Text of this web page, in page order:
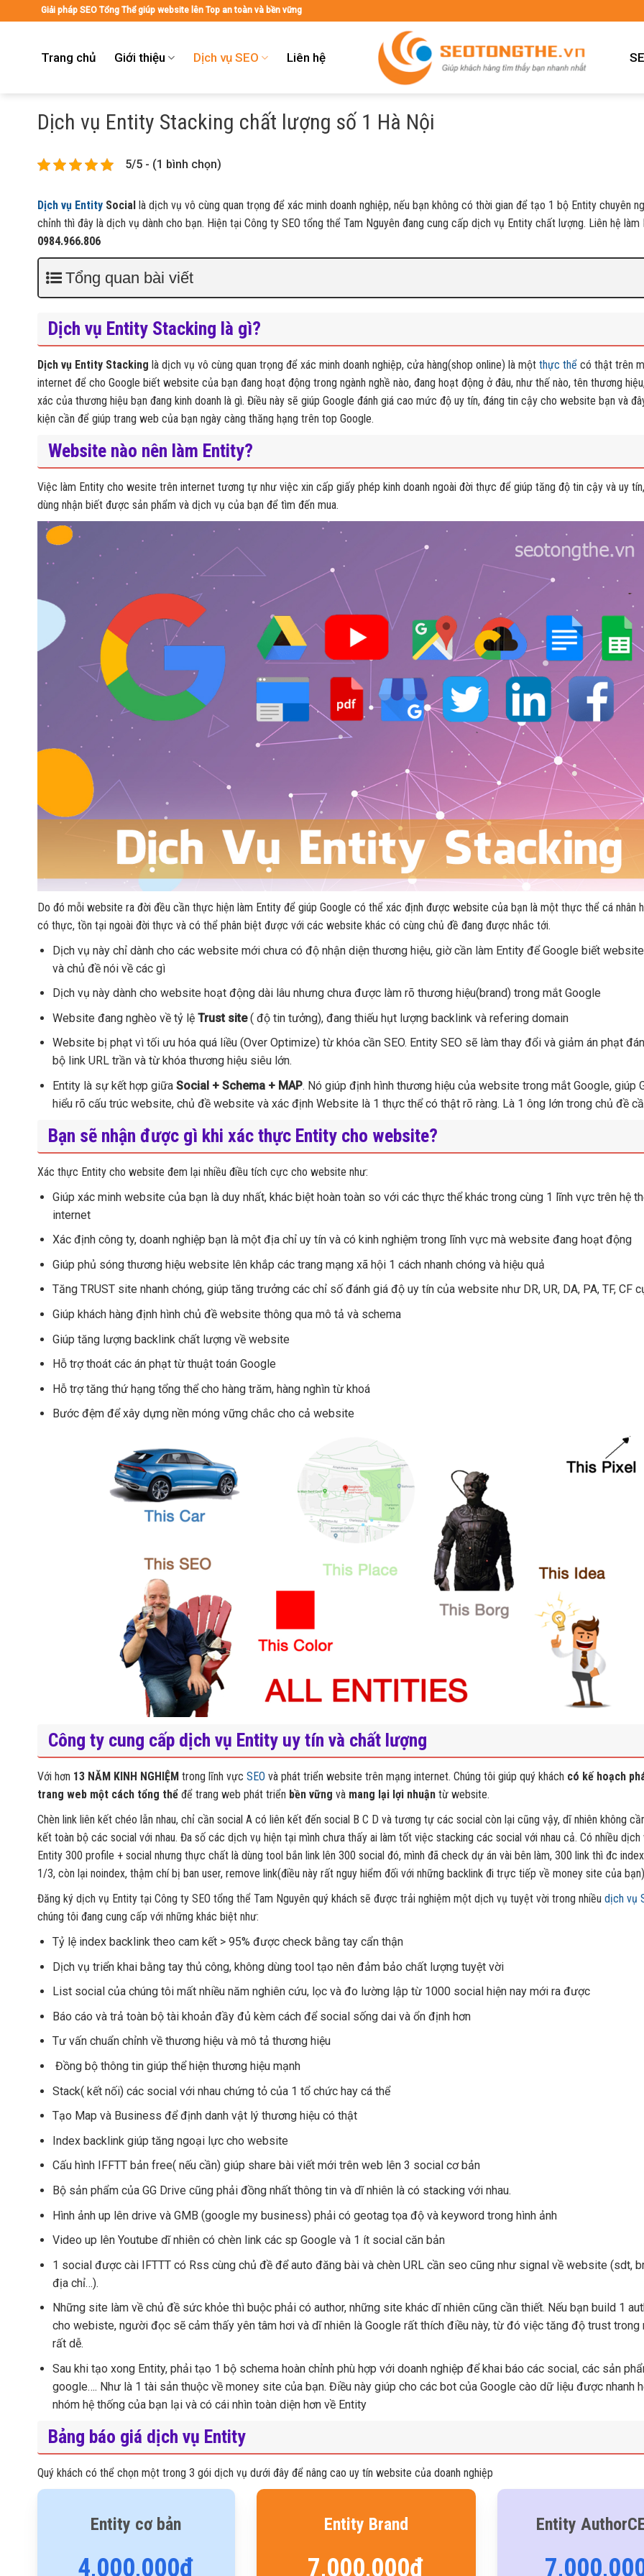
Giải pháp SEO Tổng Thể giúp website lên Top an toàn và bền vững
Trang chủ Giới thiệu Dịch vụ SEO Liên hệ
Dịch vụ Entity Stacking chất lượng số 1 Hà Nội
5/5 - (1 bình chọn)
Dịch vụ Entity Social là dịch vụ vô cùng quan trọng để xác minh doanh nghiệp, nếu bạn không có thời gian để tạo 1 bộ Entity chuyên
chỉnh thì đây là dịch vụ dành cho bạn. Hiện tại Công ty SEO tổng thể Tam Nguyên đang cung cấp dịch vụ Entity chất lượng. Liên hệ làm
0984.966.806
Tổng quan bài viết
Dịch vụ Entity Stacking là gì?
Dịch vụ Entity Stacking là dịch vụ vô cùng quan trọng để xác minh doanh nghiệp, cửa hàng(shop online) là một thực thể có thật trên
internet để cho Google biết website của bạn đang hoạt động trong ngành nghề nào, đang hoạt động ở đâu, như thế nào, tên thương
xác của thương hiệu bạn đang kinh doanh là gì. Điều này sẽ giúp Google đánh giá cao mức độ uy tín, đáng tin cậy cho website bạn và
kiện cần để giúp trang web của bạn ngày càng thăng hạng trên top Google.
Website nào nên làm Entity?
Việc làm Entity cho wesite trên internet tương tự như việc xin cấp giấy phép kinh doanh ngoài đời thực để giúp tăng độ tin cậy và uy
dùng nhận biết được sản phẩm và dịch vụ của bạn để tìm đến mua.
Do đó mỗi website ra đời đều cần thực hiện làm Entity để giúp Google có thể xác định được website của bạn là một thực thể cá nhân
có thực, tồn tại ngoài đời thực và có thể phân biệt được với các website khác có cùng chủ đề đang được nhắc tới.
Dịch vụ này chỉ dành cho các website mới chưa có độ nhận diện thương hiệu, giờ cần làm Entity để Google biết
và chủ đề nói về các gì
Dịch vụ này dành cho website hoạt động dài lâu nhưng chưa được làm rõ thương hiệu(brand) trong mắt Google
Website đang nghèo về tỷ lệ Trust site( độ tin tưởng), đang thiếu hụt lượng backlink và refering domain
Website bị phạt vì tối ưu hóa quá liều (Over Optimize) từ khóa cần SEO. Entity SEO sẽ làm thay đổi và giảm án phạt
bộ link URL trần và từ khóa thương hiệu siêu lớn.
Entity là sự kết hợp giữa Social + Schema + MAP. Nó giúp định hình thương hiệu của website trong mắt Google, giúp
hiểu rõ cấu trúc website, chủ đề website và xác định Website là 1 thực thể có thật rõ ràng. Là 1 ông lớn trong chủ đề
Bạn sẽ nhận được gì khi xác thực Entity cho website?
Xác thực Entity cho website đem lại nhiều điều tích cực cho website như:
Giúp xác minh website của bạn là duy nhất, khác biệt hoàn toàn so với các thực thể khác trong cùng 1 lĩnh vực trên hệ
internet
Xác định công ty, doanh nghiệp bạn là một địa chỉ uy tín và có kinh nghiệm trong lĩnh vực mà website đang hoạt động
Giúp phủ sóng thương hiệu website lên khắp các trang mạng xã hội 1 cách nhanh chóng và hiệu quả
Tăng TRUST site nhanh chóng, giúp tăng trưởng các chỉ số đánh giá độ uy tín của website như DR, UR, DA, PA, TF, CF
Giúp khách hàng định hình chủ đề website thông qua mô tả và schema
Giúp tăng lượng backlink chất lượng về website
Hỗ trợ thoát các án phạt từ thuật toán Google
Hỗ trợ tăng thứ hạng tổng thể cho hàng trăm, hàng nghìn từ khoá
Bước đệm để xây dựng nền móng vững chắc cho cả website
Công ty cung cấp dịch vụ Entity uy tín và chất lượng
Với hơn 13 NĂM KINH NGHIỆM trong lĩnh vực SEO và phát triển website trên mạng internet. Chúng tôi giúp quý khách có kế hoạch
trang web một cách tổng thể để trang web phát triển bền vững và mang lại lợi nhuận từ website.
Chèn link liên kết chéo lẫn nhau, chỉ cần social A có liên kết đến social B C D và tương tự các social còn lại cũng vậy, dĩ nhiên không
kết toàn bộ các social với nhau. Đa số các dịch vụ hiện tại mình chưa thấy ai làm tốt việc stacking các social với nhau cả. Có nhiều dịch
Entity 300 profile + social nhưng thực chất là dùng tool bắn link lên 300 social đó, mình đã check dự án vài bên làm, 300 link thì đc
1/3, còn lại noindex, thậm chí bị ban user, remove link(điều này rất nguy hiểm đối với những backlink đi trực tiếp về money site của bạn)
Đăng ký dịch vụ Entity tại Công ty SEO tổng thể Tam Nguyên quý khách sẽ được trải nghiệm một dịch vụ tuyệt vời trong nhiều dịch vụ
chúng tôi đang cung cấp với những khác biệt như:
Tỷ lệ index backlink theo cam kết > 95% được check bằng tay cẩn thận
Dịch vụ triển khai bằng tay thủ công, không dùng tool tạo nên đảm bảo chất lượng tuyệt vời
List social của chúng tôi mất nhiều năm nghiên cứu, lọc và đo lường lập từ 1000 social hiện nay mới ra được
Báo cáo và trả toàn bộ tài khoản đầy đủ kèm cách để social sống dai và ổn định hơn
Tư vấn chuẩn chỉnh về thương hiệu và mô tả thương hiệu
Đồng bộ thông tin giúp thể hiện thương hiệu mạnh
Stack( kết nối) các social với nhau chứng tỏ của 1 tổ chức hay cá thể
Tạo Map và Business để định danh vật lý thương hiệu có thật
Index backlink giúp tăng ngoại lực cho website
Cấu hình IFFTT bản free( nếu cần) giúp share bài viết mới trên web lên 3 social cơ bản
Bộ sản phẩm của GG Drive cũng phải đồng nhất thông tin và dĩ nhiên là có stacking với nhau.
Hình ảnh up lên drive và GMB (google my business) phải có geotag tọa độ và keyword trong hình ảnh
Video up lên Youtube dĩ nhiên có chèn link các sp Google và 1 ít social căn bản
1 social được cài IFTTT có Rss cùng chủ đề để auto đăng bài và chèn URL cần seo cũng như signal về website (sdt,
địa chỉ…).
Những site làm về chủ đề sức khỏe thì buộc phải có author, những site khác dĩ nhiên cũng cần thiết. Nếu bạn build 1
cho webiste, người đọc sẽ cảm thấy yên tâm hơi và dĩ nhiên là Google rất thích điều này, từ đó việc tăng độ trust trong
rất dễ.
Sau khi tạo xong Entity, phải tạo 1 bộ schema hoàn chỉnh phù hợp với doanh nghiệp để khai báo các social, các sản
google…. Như là 1 tài sản thuộc về money site của bạn. Điều này giúp cho các bot của Google cào dữ liệu được nhanh
nhóm hệ thống của bạn lại và có cái nhìn toàn diện hơn về Entity
Bảng báo giá dịch vụ Entity
Quý khách có thể chọn một trong 3 gói dịch vụ dưới đây để nâng cao uy tín website của doanh nghiệp
Entity cơ bản
4,000,000đ
Entity Brand
7,000,000đ
Entity